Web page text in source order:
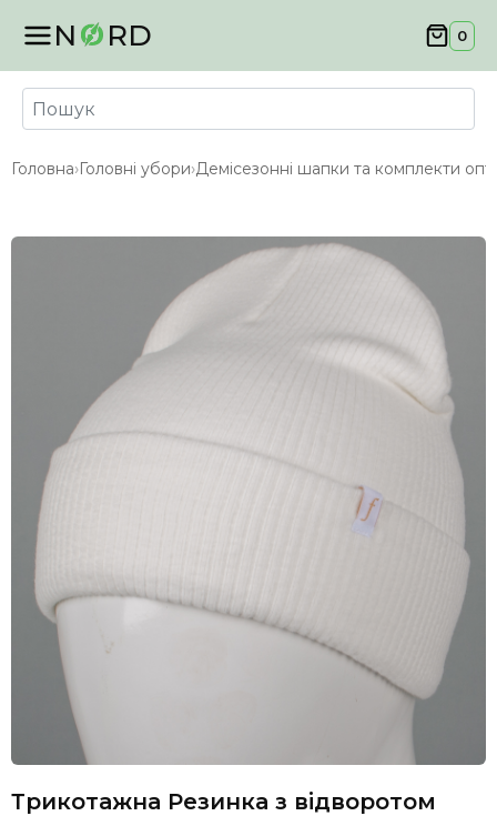
N RD 0
Головна›Головні убори›Демісезонні шапки та комплекти
Трикотажна Резинка з відворотом